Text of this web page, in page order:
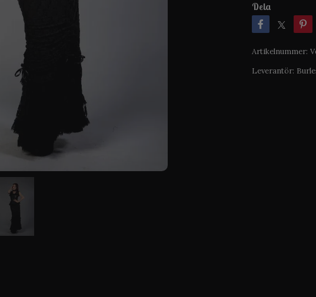
Dela
Artikelnummer:
Leverantör: